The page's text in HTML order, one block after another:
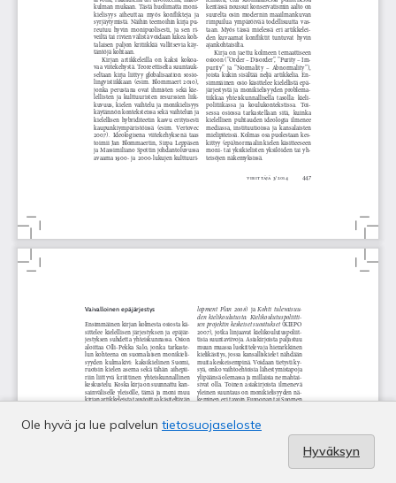
Ole hyvä ja lue palvelun tietosuojaseloste
Hyväksyn